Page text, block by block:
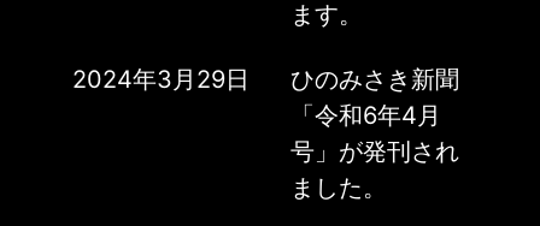
ます。
2024年3月29日
ひのみさき新聞
「令和6年4月
号」が発刊され
ました。